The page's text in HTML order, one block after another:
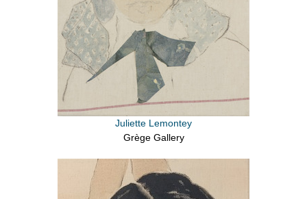
Juliette Lemontey
Grège Gallery